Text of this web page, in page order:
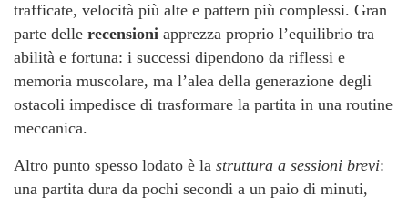
trafficate, velocità più alte e pattern più complessi. Gran
parte delle recensioni apprezza proprio l’equilibrio tra
abilità e fortuna: i successi dipendono da riflessi e
memoria muscolare, ma l’alea della generazione degli
ostacoli impedisce di trasformare la partita in una routine
meccanica.
Altro punto spesso lodato è la struttura a sessioni brevi:
una partita dura da pochi secondi a un paio di minuti,